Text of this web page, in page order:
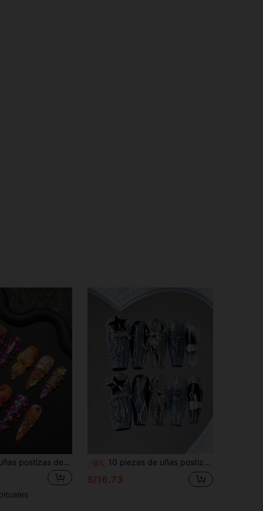
10 piezas de uñas postizas de tacón alto hechas a mano, con un lujoso diseño retro en 3D que incluye incrustaciones de adornos metálicos, formas 3D de elementos como flores y estrellas, y acabado nacarado. Suministros de manicura de uñas postizas hechas a mano -8% 10 piezas de uñas postizas largas con forma de ataúd, uñas falsas con diseño de estrellas oscuras, DIY, suministros de arte de uñas para Halloween, decoraciones de uñas con estrellas negras, araña plateada y cruz, uñas azules, principalmente utilizando tonos fríos de azul oscuro y gris plateado, adecuadas para que las mujeres las usen en bodas, fiestas, vacaciones, se pueden usar como herramientas de arte de uñas como regalos, arte de uñas del Día de San Valentín, Día de San Valentín, regalo del Día de San Valentín, regalo de vacaciones, arte de uñas DIY, set de arte de uñas, incluyendo kit de herramientas, suministros de arte de uñas, uñas postizas hechas a mano, estilo de regalo del Día de la Madre, estilo de temporada de graduación, estilo de vacaciones, arte de uñas de verano
S/16.73